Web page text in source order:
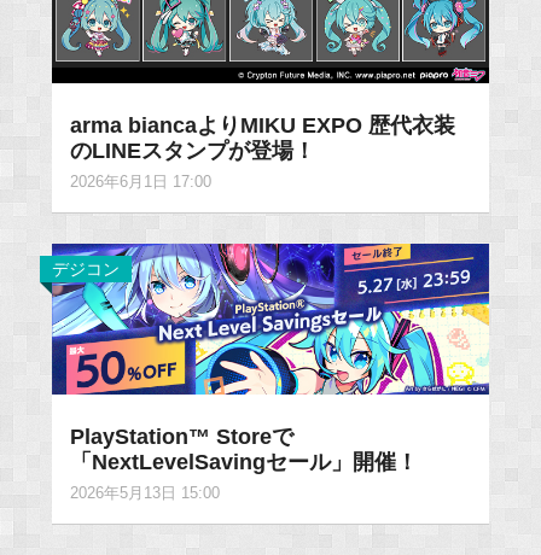
arma biancaよりMIKU EXPO 歴代衣装
のLINEスタンプが登場！
2026年6月1日 17:00
デジコン
PlayStation™ Storeで
「NextLevelSavingセール」開催！
2026年5月13日 15:00